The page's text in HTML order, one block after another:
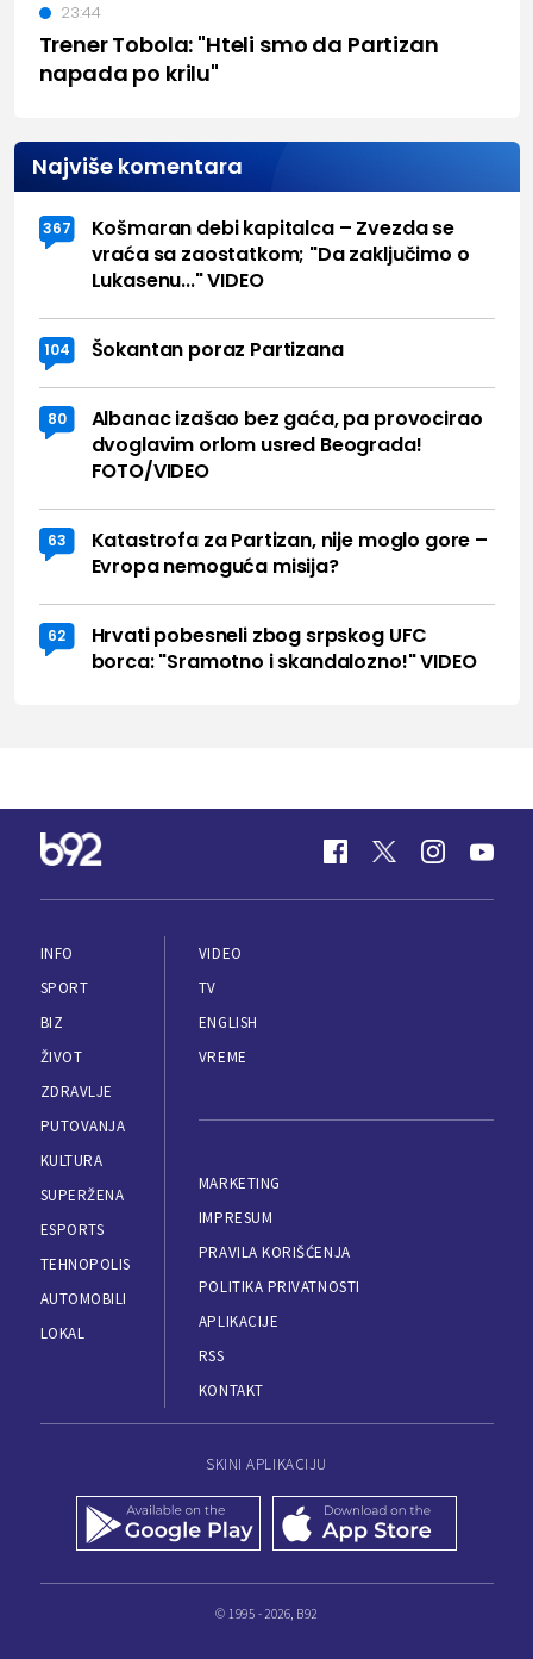
Trener Tobola: "Hteli smo da Partizan
napada po krilu"
23:44
Najviše komentara
367
Košmaran debi kapitalca – Zvezda se
vraća sa zaostatkom; "Da zaključimo o
Lukasenu..." VIDEO
104 Šokantan poraz Partizana
80
Albanac izašao bez gaća, pa provocirao
dvoglavim orlom usred Beograda!
FOTO/VIDEO
63
Katastrofa za Partizan, nije moglo gore –
Evropa nemoguća misija?
62
Hrvati pobesneli zbog srpskog UFC
borca: "Sramotno i skandalozno!" VIDEO
INFO
SPORT
BIZ
ŽIVOT
ZDRAVLJE
PUTOVANJA
KULTURA
SUPERŽENA
ESPORTS
TEHNOPOLIS
AUTOMOBILI
LOKAL
VIDEO
TV
ENGLISH
VREME
MARKETING
IMPRESUM
PRAVILA KORIŠĆENJA
POLITIKA PRIVATNOSTI
APLIKACIJE
RSS
KONTAKT
SKINI APLIKACIJU
© 1995 - 2026, B92